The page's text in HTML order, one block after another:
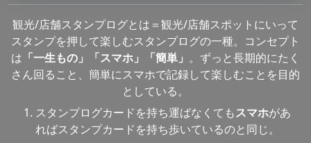
観光/店舗スタンプログとは＝観光/店舗スポットにいって
スタンプを押して楽しむスタンプログの一種。コンセプト
は 「一生もの」「スマホ」「簡単」 。ずっと長期的にたく
さん回ること、簡単にスマホで記録して楽しむことを目的
としている。
スタンプログカードを持ち運ばなくてもスマホがあ
ればスタンプカードを持ち歩いているのと同じ。